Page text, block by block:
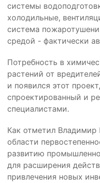
системы
холодильные,
система
средой - фактически
Потребность в
растений от
и появился этот
спроектированный и
специалистами.
Как отметил
области
развитию
для расширения
привлечения новых